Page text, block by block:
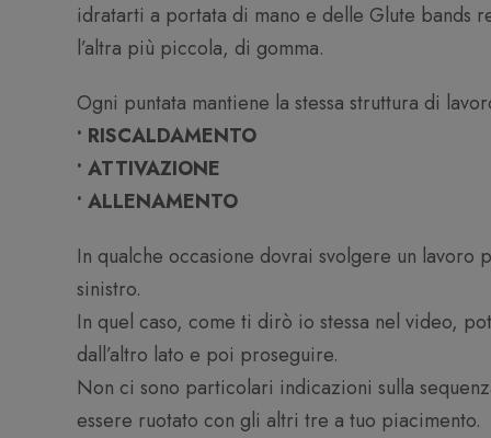
idratarti a portata di mano e delle Glute bands
l’altra più piccola, di gomma.
Ogni puntata mantiene la stessa struttura di
• RISCALDAMENTO
• ATTIVAZIONE
• ALLENAMENTO
In qualche occasione dovrai svolgere un
sinistro.
In quel caso, come ti dirò io stessa nel video,
dall’altro lato e poi proseguire.
Non ci sono particolari indicazioni sulla
essere ruotato con gli altri tre a tuo piacimento.